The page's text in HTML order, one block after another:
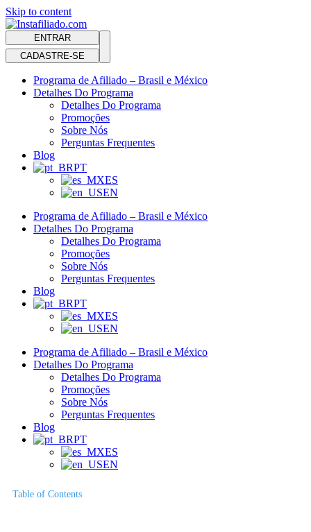
Skip to content
ENTRAR
CADASTRE-SE
Programa de Afiliado – Brasil e México
Detalhes Do Programa
Detalhes Do Programa
Promoções
Sobre Nós
Perguntas Frequentes
Blog
PT
ES
EN
Programa de Afiliado – Brasil e México
Detalhes Do Programa
Detalhes Do Programa
Promoções
Sobre Nós
Perguntas Frequentes
Blog
PT
ES
EN
Programa de Afiliado – Brasil e México
Detalhes Do Programa
Detalhes Do Programa
Promoções
Sobre Nós
Perguntas Frequentes
Blog
PT
ES
EN
Table of Contents